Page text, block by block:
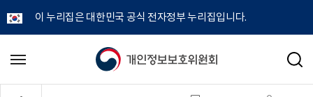
이 누리집은 대한민국 공식 전자정부 누리집입니다.
개
메
검